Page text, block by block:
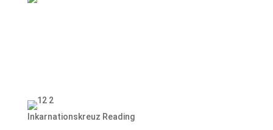
Inkarnationskreuz Reading